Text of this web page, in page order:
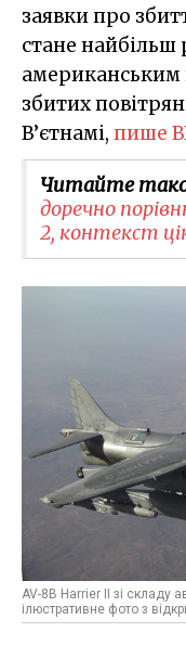
заявки про
стане найбільш
американським
збитих
В’єтнамі, пише
Читайте
доречно
2, контекст
AV-8B Harrier II зі складу
ілюстративне фото з